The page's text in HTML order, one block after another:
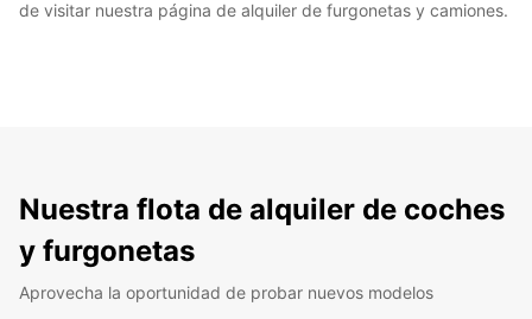
de visitar nuestra página de alquiler de furgonetas y camiones.
Nuestra flota de alquiler de coches
y furgonetas
Aprovecha la oportunidad de probar nuevos modelos